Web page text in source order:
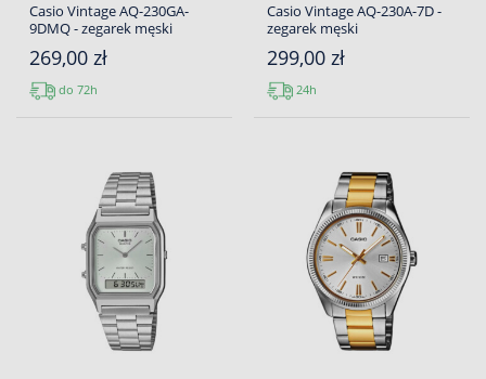
Casio Vintage AQ-230GA-
9DMQ - zegarek męski
269,00 zł
do 72h
Casio Vintage AQ-230A-7D -
zegarek męski
299,00 zł
24h